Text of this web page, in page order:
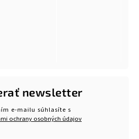
newsletter
e-mailu súhlasíte s
ochrany osobných údajov